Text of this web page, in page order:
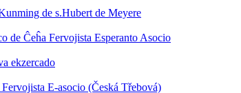
de s.Hubert de Meyere
de Ĉeĥa Fervojista Esperanto Asocio
ekzercado
E-asocio (Česká Třebová)